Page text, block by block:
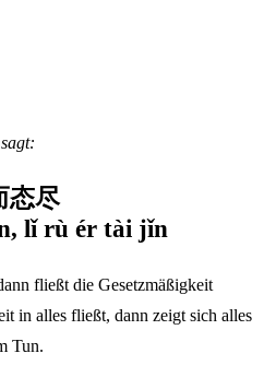
态尽
lǐ rù ér tài jǐn
fließt die Gesetzmäßigkeit
in alles fließt, dann zeigt sich alles
Tun.